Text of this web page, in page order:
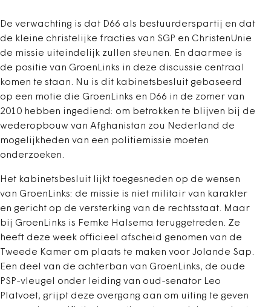
De verwachting is dat D66 als bestuurderspartij en dat
de kleine christelijke fracties van SGP en ChristenUnie
de missie uiteindelijk zullen steunen. En daarmee is
de positie van GroenLinks in deze discussie centraal
komen te staan. Nu is dit kabinetsbesluit gebaseerd
op een motie die GroenLinks en D66 in de zomer van
2010 hebben ingediend: om betrokken te blijven bij de
wederopbouw van Afghanistan zou Nederland de
mogelijkheden van een politiemissie moeten
onderzoeken.
Het kabinetsbesluit lijkt toegesneden op de wensen
van GroenLinks: de missie is niet militair van karakter
en gericht op de versterking van de rechtsstaat. Maar
bij GroenLinks is Femke Halsema teruggetreden. Ze
heeft deze week officieel afscheid genomen van de
Tweede Kamer om plaats te maken voor Jolande Sap.
Een deel van de achterban van GroenLinks, de oude
PSP-vleugel onder leiding van oud-senator Leo
Platvoet, grijpt deze overgang aan om uiting te geven